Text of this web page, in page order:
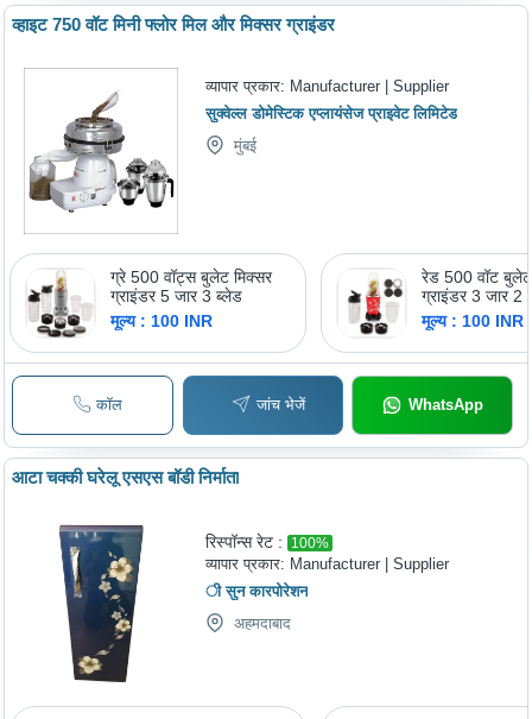
व्हाइट 750 वॉट मिनी फ्लोर मिल और मिक्सर ग्राइंडर
व्यापार प्रकार: Manufacturer | Supplier
सुक्वेल्ल डोमेस्टिक एप्लायंसेज प्राइवेट लिमिटेड
मुंबई
ग्रे 500 वॉट्स बुलेट मिक्सर
ग्राइंडर 5 जार 3 ब्लेड
मूल्य : 100 INR
रेड 500 वॉट
ग्राइंडर 3 जार 2
मूल्य : 100 INR
कॉल जांच भेजें WhatsApp
आटा चक्की घरेलू एसएस बॉडी निर्माता
रिस्पॉन्स रेट : 100%
व्यापार प्रकार: Manufacturer | Supplier
ी सुन कारपोरेशन
अहमदाबाद